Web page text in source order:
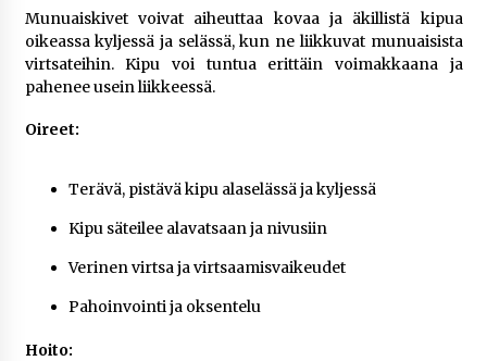
Munuaiskivet voivat aiheuttaa kovaa ja äkillistä kipua
oikeassa kyljessä ja selässä, kun ne liikkuvat munuaisista
virtsateihin. Kipu voi tuntua erittäin voimakkaana ja
pahenee usein liikkeessä.
Oireet:
Terävä, pistävä kipu alaselässä ja kyljessä
Kipu säteilee alavatsaan ja nivusiin
Verinen virtsa ja virtsaamisvaikeudet
Pahoinvointi ja oksentelu
Hoito: